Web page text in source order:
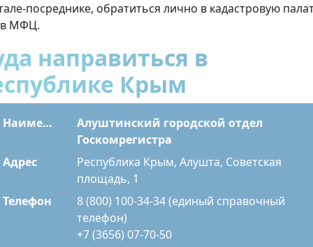
посреднике, обратиться лично в кадастровую
МФЦ.
направиться в
Крым
Наименование
Алуштинский городской отдел
Госкомрегистра
Адрес
Республика Крым, Алушта, Советская
площадь, 1
Телефон
8 (800) 100-34-34 (единый справочный
телефон)
+7 (3656) 07-70-50